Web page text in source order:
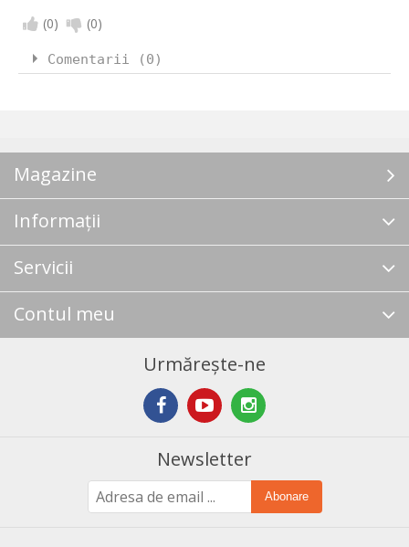
(0) (0)
Comentarii (0)
Magazine
Informații
Servicii
Contul meu
Urmărește-ne
Newsletter
Abonare